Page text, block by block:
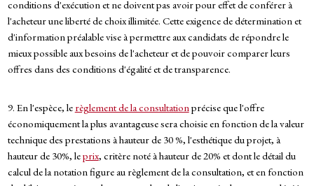
conditions d'exécution et ne doivent pas avoir pour effet de conférer à
l'acheteur une liberté de choix illimitée. Cette exigence de détermination et
d'information préalable vise à permettre aux candidats de répondre le
mieux possible aux besoins de l'acheteur et de pouvoir comparer leurs
offres dans des conditions d'égalité et de transparence.
9. En l'espèce, le règlement de la consultationprécise que l'offre
économiquement la plus avantageuse sera choisie en fonction de la valeur
technique des prestations à hauteur de 30 %, l'esthétique du projet, à
hauteur de 30%, leprix, critère noté à hauteur de 20% et dont le détail du
calcul de la notation figure au règlement de la consultation, et en fonction